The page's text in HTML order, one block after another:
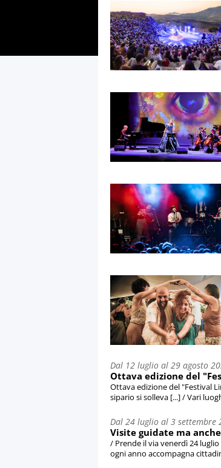
Dal 12 luglio al 29 agosto
Ottava edizione del
Ottava edizione del "Festival
sipario si solleva [...] / Vari
Dal 24 luglio al 3 settembre
Visite guidate ma
/ Prende il via venerdì 24
ogni anno accompagna